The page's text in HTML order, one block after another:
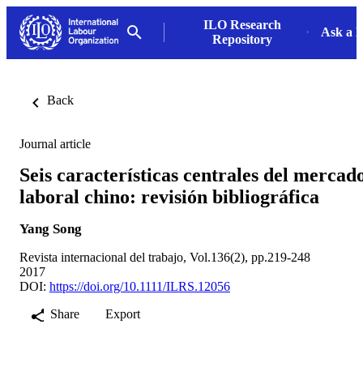
ILO Research
Repository
Ask a
Back
Journal article
Seis características centrales del
laboral chino: revisión bibliográfica
Yang Song
Revista internacional del trabajo, Vol.136(2), pp.219-248
2017
DOI: https://doi.org/10.1111/ILRS.12056
Share
Export